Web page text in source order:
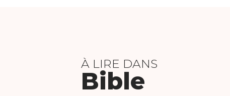
À LIRE DANS
Bible